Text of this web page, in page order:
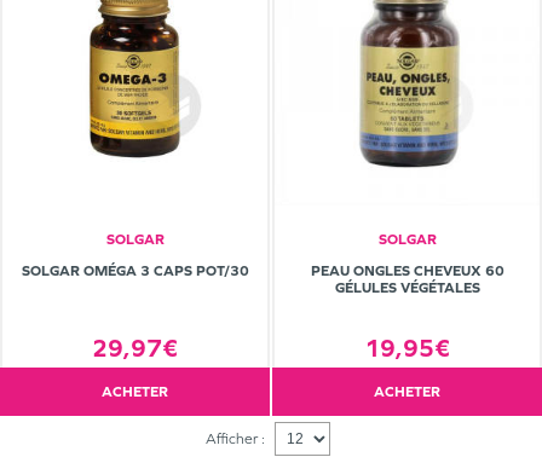
SOLGAR
SOLGAR OMÉGA 3 CAPS POT/30
29,97€
ACHETER
SOLGAR
PEAU ONGLES CHEVEUX 60
GÉLULES VÉGÉTALES
19,95€
ACHETER
Afficher :